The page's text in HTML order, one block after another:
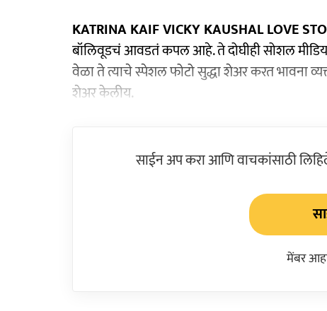
KATRINA KAIF VICKY KAUSHAL LOVE
बॉलिवूडचं आवडतं कपल आहे. ते दोघीही सोशल
वेळा ते त्याचे स्पेशल फोटो सुद्धा शेअर करत भावना
शेअर केलीय.
साईन अप करा आणि वाचकांसाठी
मेंबर